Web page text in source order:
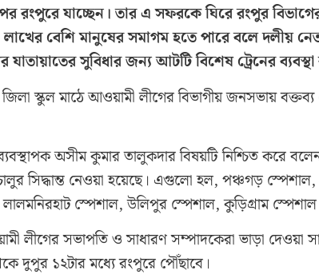
পর রংপুরে যাচ্ছেন। তার এ সফরকে ঘিরে রংপুর
বেশি মানুষের সমাগম হতে পারে বলে দলীয়
সুবিধার জন্য আটটি বিশেষ ট্রেনের
স্কুল মাঠে আওয়ামী লীগের বিভাগীয় জনসভায় বক্তব্য
অসীম কুমার তালুকদার বিষয়টি নিশ্চিত করে বলেন,
সিদ্ধান্ত নেওয়া হয়েছে। এগুলো হল, পঞ্চগড়
স্পেশাল, উলিপুর স্পেশাল, কুড়িগ্রাম
লীগের সভাপতি ও সাধারণ সম্পাদকেরা ভাড়া দেওয়া
দুপুর ১২টার মধ্যে রংপুরে পৌঁছাবে।